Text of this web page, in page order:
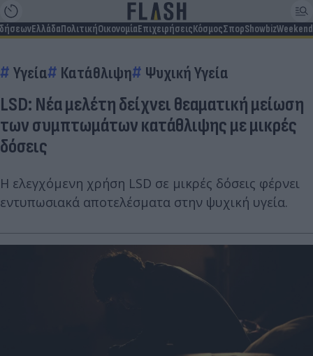
ΕλλάδαΠολιτικήΟικονομίαΕπιχειρήσειςΚόσμοςΣπορShowbizWeekend
Υγεία Κατάθλιψη Ψυχική Υγεία
LSD: Νέα μελέτη δείχνει θεαματική μείωση
των συμπτωμάτων κατάθλιψης με μικρές
δόσεις
Η ελεγχόμενη χρήση LSD σε μικρές δόσεις φέρνει
εντυπωσιακά αποτελέσματα στην ψυχική υγεία.